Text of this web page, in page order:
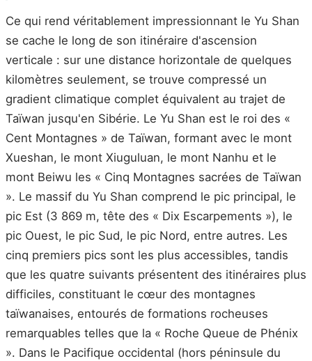
Ce qui rend véritablement impressionnant le Yu Shan
se cache le long de son itinéraire d'ascension
verticale : sur une distance horizontale de quelques
kilomètres seulement, se trouve compressé un
gradient climatique complet équivalent au trajet de
Taïwan jusqu'en Sibérie. Le Yu Shan est le roi des «
Cent Montagnes » de Taïwan, formant avec le mont
Xueshan, le mont Xiuguluan, le mont Nanhu et le
mont Beiwu les « Cinq Montagnes sacrées de Taïwan
». Le massif du Yu Shan comprend le pic principal, le
pic Est (3 869 m, tête des « Dix Escarpements »), le
pic Ouest, le pic Sud, le pic Nord, entre autres. Les
cinq premiers pics sont les plus accessibles, tandis
que les quatre suivants présentent des itinéraires plus
difficiles, constituant le cœur des montagnes
taïwanaises, entourés de formations rocheuses
remarquables telles que la « Roche Queue de Phénix
». Dans le Pacifique occidental (hors péninsule du